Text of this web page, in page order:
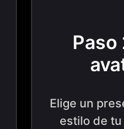
Paso
Elige un
estilo de